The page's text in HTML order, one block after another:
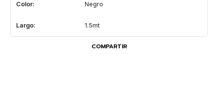
Color: Negro
Largo: 1.5mt
COMPARTIR